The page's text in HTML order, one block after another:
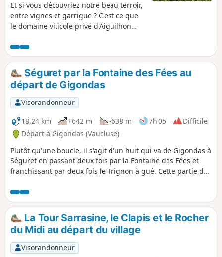
Et si vous découvriez notre beau terroir,
entre vignes et garrigue ? C'est ce que
le domaine viticole privé d'Aiguilhon
pédestres qui l'entourent. Déambulez
entre les vignes du domaine, découvrez
la biodiversité et la nature qui vous
entourent, mais également une vue
improbable. Accessible au plus grand
nombre, comportant très peu de
dénivelé, prévoyez tout de même de
bonnes chaussures pour faire face aux
nombreux galets et cailloux présents
sur votre route.
Séguret par la Fontaine des Fées au
départ de Gigondas
Visorandonneur
18,24 km
+642 m -638 m 7h 05
Difficile
Départ à Gigondas (Vaucluse)
Plutôt qu'une boucle, il s'agit d'un huit qui va de Gigondas à
Séguret en passant deux fois par la Fontaine des Fées et
franchissant par deux fois le Trignon à gué. Cette partie des
parcourue.
La Tour Sarrasine, le Clapis et le Rocher
du Midi au départ du village
Visorandonneur